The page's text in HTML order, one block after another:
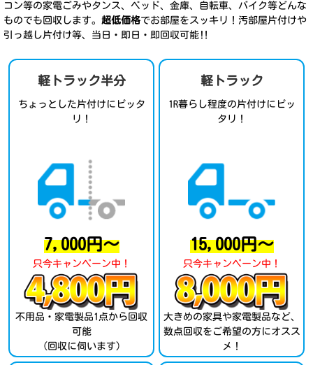
コン等の家電ごみやタンス、ベッド、金庫、自転車、バイク等どんな
ものでも回収します。 超低価格でお部屋をスッキリ！汚部屋片付けや
引っ越し片付け等、当日・即日・即回収可能‼
軽トラック半分
ちょっとした片付けにピッタ
リ！
7,000円～
只今キャンペーン中！
不用品・家電製品1点から回収
可能
（回収に伺います）
軽トラック
1R暮らし程度の片付けにピッ
タリ！
15,000円～
只今キャンペーン中！
大きめの家具や家電製品など、
数点回収をご希望の方にオスス
メ！